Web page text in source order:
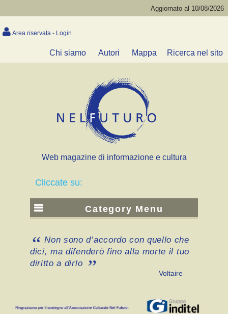
Aggiornato al 10/08/2026
Area riservata - Login
Chi siamo Autori Mappa Ricerca nel sito
Web magazine di informazione e cultura
Cliccate su:
Category Menu
Non sono d’accordo con quello che
dici, ma difenderò fino alla morte il tuo
diritto a dirlo
Voltaire